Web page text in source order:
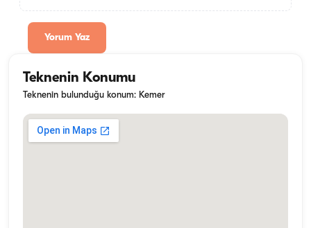
Yorum Yaz
Teknenin Konumu
Teknenin bulunduğu konum: Kemer